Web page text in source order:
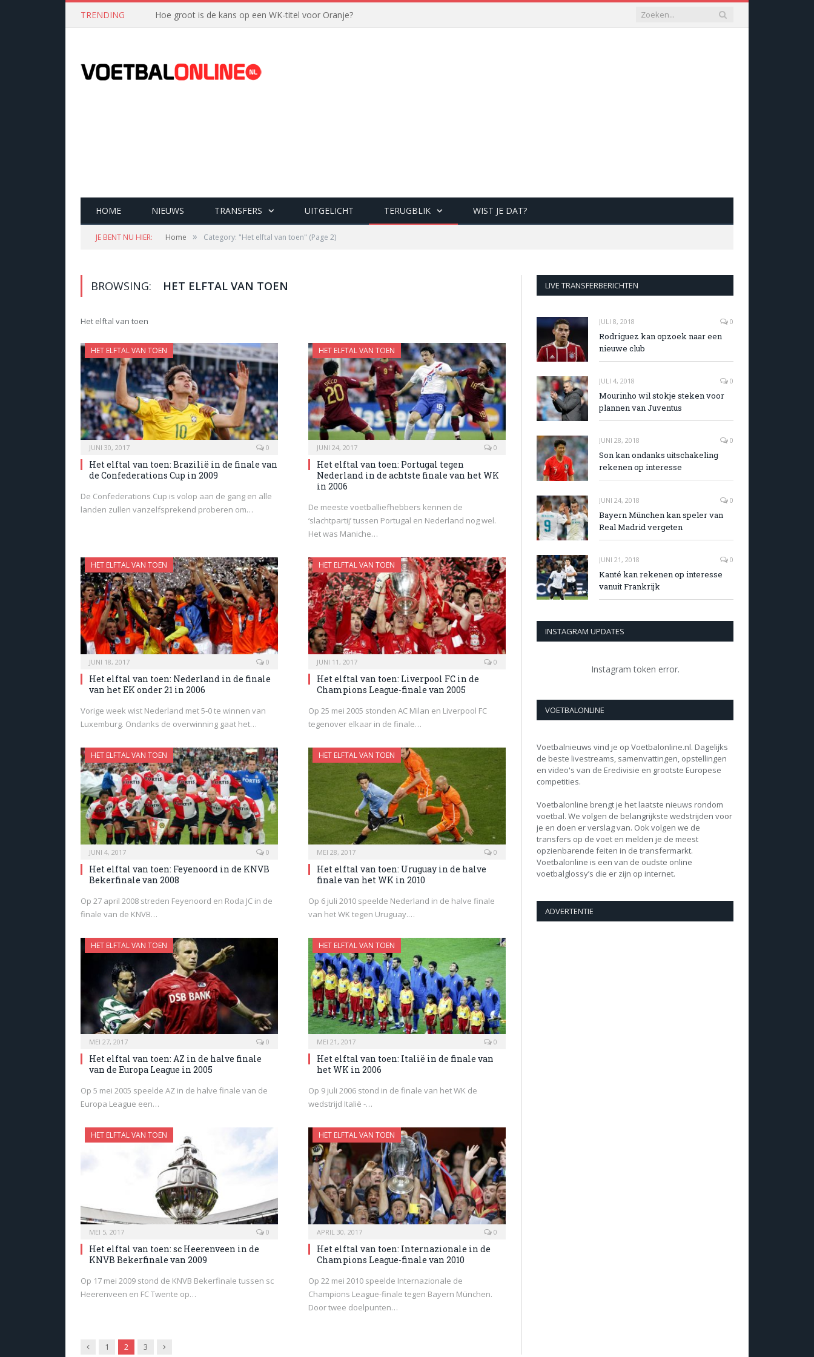
TRENDING Hoe groot is de kans op een WK-titel voor Oranje?
HOME NIEUWS TRANSFERS UITGELICHT TERUGBLIK WIST JE DAT?
JE BENT NU HIER: Home » Category: "Het elftal van toen" (Page 2)
BROWSING: HET ELFTAL VAN TOEN
Het elftal van toen
HET ELFTAL VAN TOEN
JUNI 30, 2017 0
Het elftal van toen: Brazilië in de finale van
de Confederations Cup in 2009
De Confederations Cup is volop aan de gang en alle
landen zullen vanzelfsprekend proberen om…
HET ELFTAL VAN TOEN
JUNI 24, 2017 0
Het elftal van toen: Portugal tegen
Nederland in de achtste finale van het WK
in 2006
De meeste voetballiefhebbers kennen de
‘slachtpartij’ tussen Portugal en Nederland nog wel.
Het was Maniche…
HET ELFTAL VAN TOEN
JUNI 18, 2017 0
Het elftal van toen: Nederland in de finale
van het EK onder 21 in 2006
Vorige week wist Nederland met 5-0 te winnen van
Luxemburg. Ondanks de overwinning gaat het…
HET ELFTAL VAN TOEN
JUNI 11, 2017 0
Het elftal van toen: Liverpool FC in de
Champions League-finale van 2005
Op 25 mei 2005 stonden AC Milan en Liverpool FC
tegenover elkaar in de finale…
HET ELFTAL VAN TOEN
JUNI 4, 2017 0
Het elftal van toen: Feyenoord in de KNVB
Bekerfinale van 2008
Op 27 april 2008 streden Feyenoord en Roda JC in de
finale van de KNVB…
HET ELFTAL VAN TOEN
MEI 28, 2017 0
Het elftal van toen: Uruguay in de halve
finale van het WK in 2010
Op 6 juli 2010 speelde Nederland in de halve finale
van het WK tegen Uruguay.…
HET ELFTAL VAN TOEN
MEI 27, 2017 0
Het elftal van toen: AZ in de halve finale
van de Europa League in 2005
Op 5 mei 2005 speelde AZ in de halve finale van de
Europa League een…
HET ELFTAL VAN TOEN
MEI 21, 2017 0
Het elftal van toen: Italië in de finale van
het WK in 2006
Op 9 juli 2006 stond in de finale van het WK de
wedstrijd Italië -…
HET ELFTAL VAN TOEN
MEI 5, 2017 0
Het elftal van toen: sc Heerenveen in de
KNVB Bekerfinale van 2009
Op 17 mei 2009 stond de KNVB Bekerfinale tussen sc
Heerenveen en FC Twente op…
HET ELFTAL VAN TOEN
APRIL 30, 2017 0
Het elftal van toen: Internazionale in de
Champions League-finale van 2010
Op 22 mei 2010 speelde Internazionale de
Champions League-finale tegen Bayern München.
Door twee doelpunten…
Previous
1 2 3 Next
LIVE TRANSFERBERICHTEN
JULI 8, 2018 0
Rodriguez kan opzoek naar een
nieuwe club
JULI 4, 2018 0
Mourinho wil stokje steken voor
plannen van Juventus
JUNI 28, 2018 0
Son kan ondanks uitschakeling
rekenen op interesse
JUNI 24, 2018 0
Bayern München kan speler van
Real Madrid vergeten
JUNI 21, 2018 0
Kanté kan rekenen op interesse
vanuit Frankrijk
INSTAGRAM UPDATES
Instagram token error.
VOETBALONLINE
Voetbalnieuws vind je op Voetbalonline.nl. Dagelijks
de beste livestreams, samenvattingen, opstellingen
en video's van de Eredivisie en grootste Europese
competities.
Voetbalonline brengt je het laatste nieuws rondom
voetbal. We volgen de belangrijkste wedstrijden voor
je en doen er verslag van. Ook volgen we de
transfers op de voet en melden je de meest
opzienbarende feiten in de transfermarkt.
Voetbalonline is een van de oudste online
voetbalglossy’s die er zijn op internet.
ADVERTENTIE